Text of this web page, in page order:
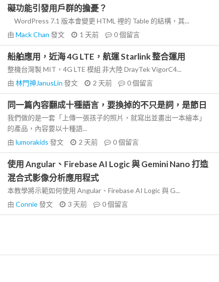
礙功能引發用戶群的擔憂？
WordPress 7.1 版本會變更 HTML 裡的 Table 的結構，其...
由 Mack Chan 發文 1 天前 0個留言
船舶應用，近海 4G LTE，航運 Starlink 整合運用
整機台灣製 MIT，4G LTE 模組 非大陸 DrayTek VigorC4...
由 林門神JanusLin 發文 2 天前 0個留言
同一篇內容翻成十種語言，要換掉的不只是詞，是節日
我們做的是一套「上傳一張孩子的照片，就寫出並畫出一本繪本」
的產品，內容要以十種語...
由 lumorakids 發文 2 天前 0個留言
使用 Angular、Firebase AI Logic 與 Gemini Nano 打造
混合式影像分析應用程式
本教學將示範如何使用 Angular、Firebase AI Logic 與 G...
由 Connie發文 3 天前 0個留言